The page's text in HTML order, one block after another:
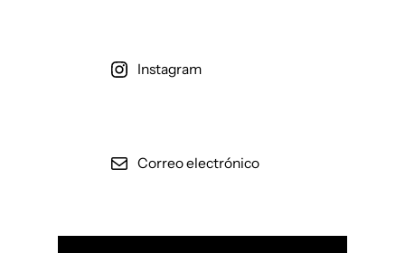
Instagram
Correo electrónico